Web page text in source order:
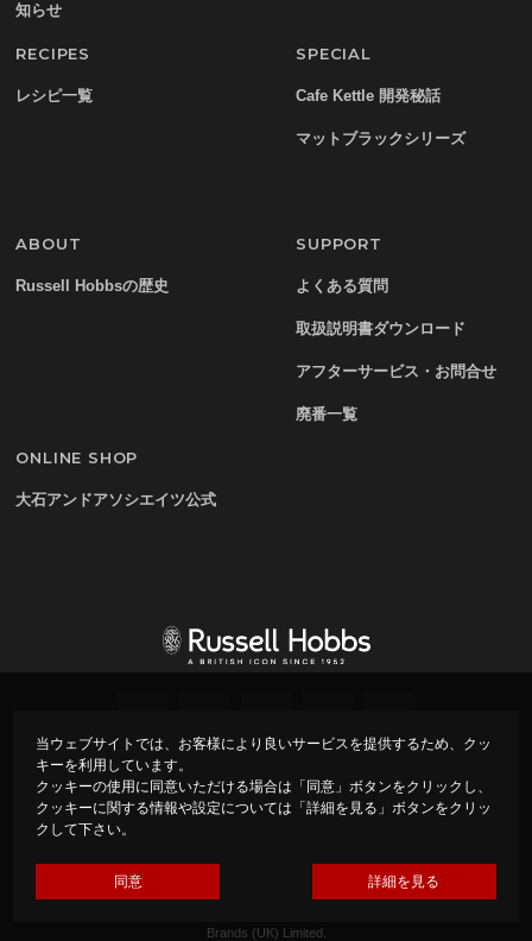
当ウェブサイトでは、お客様により良いサービスを提供するため、クッ
キーを利用しています。
クッキーの使用に同意いただける場合は「同意」ボタンをクリックし、
クッキーに関する情報や設定については「詳細を見る」ボタンをクリッ
クして下さい。
同意 詳細を見る
知らせ
RECIPES
レシピ一覧
SPECIAL
Cafe Kettle 開発秘話
マットブラックシリーズ
ABOUT
Russell Hobbsの歴史
SUPPORT
よくある質問
取扱説明書ダウンロード
アフターサービス・お問合せ
廃番一覧
ONLINE SHOP
大石アンドアソシエイツ公式
プライバシーポリシー
Copyright ©
Made by Oishi & Associates under Licence from Spectrum
Brands (UK) Limited.